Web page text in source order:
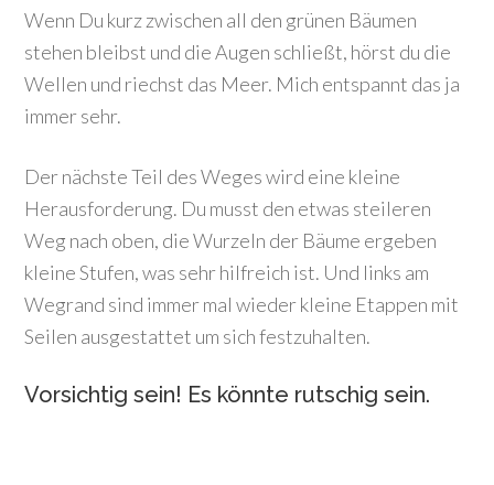
Wenn Du kurz zwischen all den grünen Bäumen
stehen bleibst und die Augen schließt, hörst du die
Wellen und riechst das Meer. Mich entspannt das ja
immer sehr.
Der nächste Teil des Weges wird eine kleine
Herausforderung. Du musst den etwas steileren
Weg nach oben, die Wurzeln der Bäume ergeben
kleine Stufen, was sehr hilfreich ist. Und links am
Wegrand sind immer mal wieder kleine Etappen mit
Seilen ausgestattet um sich festzuhalten.
Vorsichtig sein! Es könnte rutschig sein.